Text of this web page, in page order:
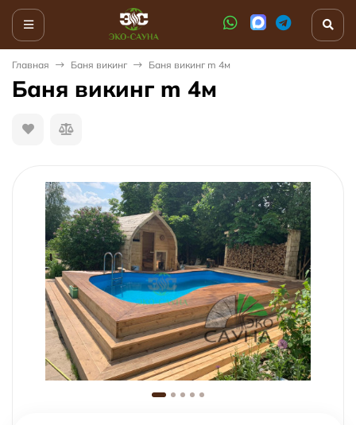
Главная Баня викинг Баня викинг m 4м
Баня викинг m 4м